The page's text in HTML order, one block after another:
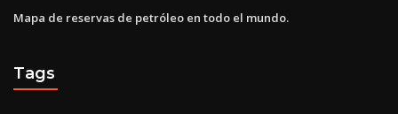
Mapa de reservas de petróleo en todo el mundo.
Tags